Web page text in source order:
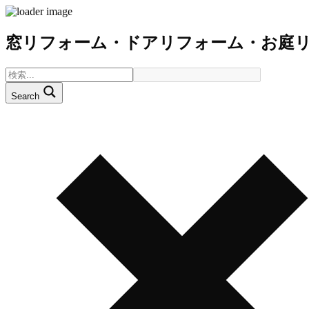
窓リフォーム・ドアリフォーム・お庭
Search